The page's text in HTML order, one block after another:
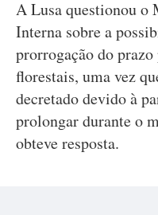
A Lusa questionou
Interna sobre a
prorrogação do
florestais, uma vez
decretado devido à
prolongar durante o
obteve resposta.